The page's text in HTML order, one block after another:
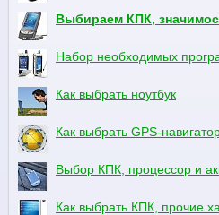
Выбираем КПК,
Набор необходимых
Как выбрать ноутбук
Как выбрать GPS-
Выбор КПК, процессор и
Как выбрать КПК, прочие